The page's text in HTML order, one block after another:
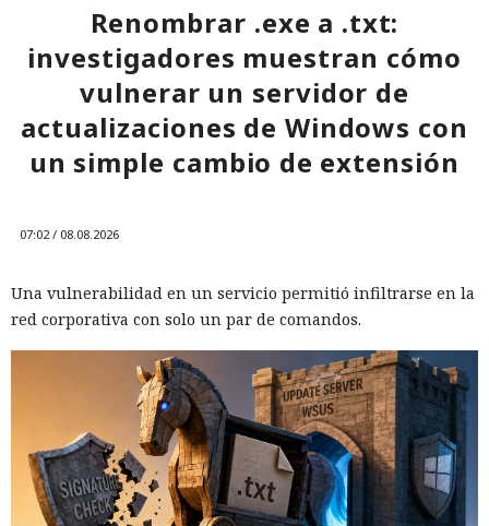
Renombrar .exe a .txt:
investigadores muestran cómo
vulnerar un servidor de
actualizaciones de Windows con
un simple cambio de extensión
07:02 / 08.08.2026
Una vulnerabilidad en un servicio permitió infiltrarse en la
red corporativa con solo un par de comandos.